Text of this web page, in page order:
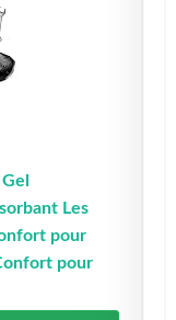
Les
pour
pour